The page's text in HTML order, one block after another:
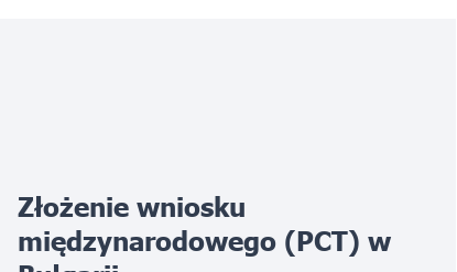
Złożenie wniosku
międzynarodowego (PCT) w